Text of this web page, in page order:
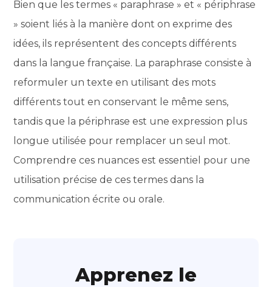
Bien que les termes « paraphrase » et « périphrase
» soient liés à la manière dont on exprime des
idées, ils représentent des concepts différents
dans la langue française. La paraphrase consiste à
reformuler un texte en utilisant des mots
différents tout en conservant le même sens,
tandis que la périphrase est une expression plus
longue utilisée pour remplacer un seul mot.
Comprendre ces nuances est essentiel pour une
utilisation précise de ces termes dans la
communication écrite ou orale.
Apprenez le